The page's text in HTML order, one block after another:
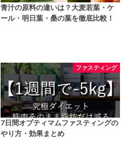
青汁の原料の違いは？大麦若葉・ケ
ール・明日葉・桑の葉を徹底比較！
ファスティング
7日間オプティマムファスティングの
やり方・効果まとめ